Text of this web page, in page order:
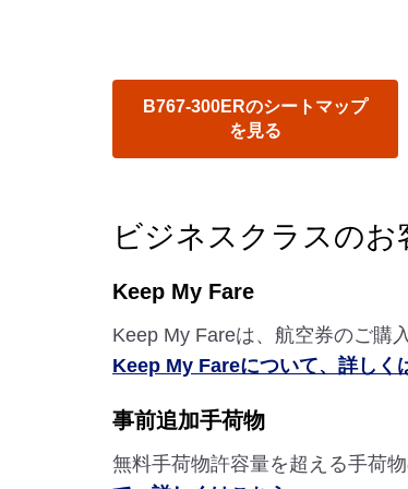
B767-300ERのシートマップ
を見る
ビジネスクラスの
Keep My Fare
Keep My Fareは、航空券のご購
Keep My Fareについて、詳しく
事前追加手荷物
無料手荷物許容量を超える手荷